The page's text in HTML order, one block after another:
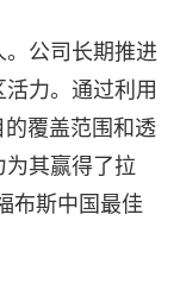
公司长期推进
力。通过利用
覆盖范围和透
其赢得了拉
布斯中国最佳